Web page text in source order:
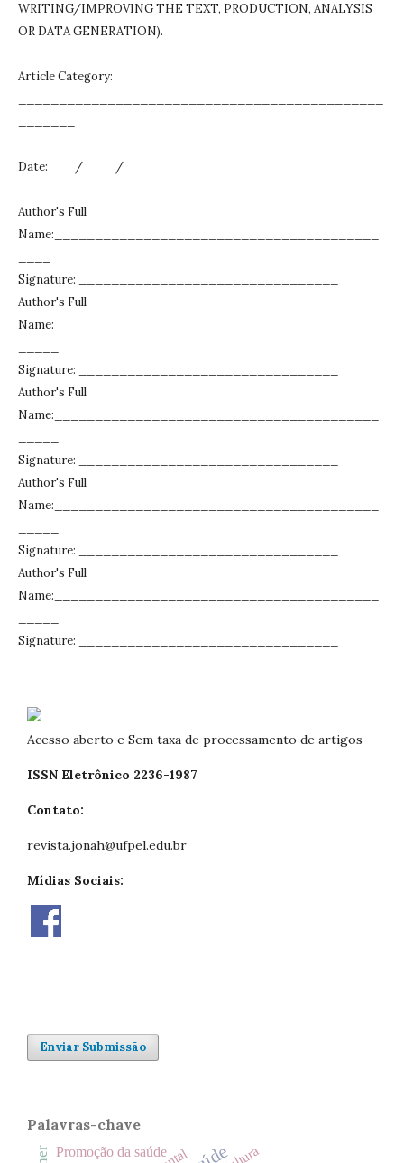
WRITING/IMPROVING THE TEXT, PRODUCTION, ANALYSIS
OR DATA GENERATION).
Article Category:
Date: ___/____/____
Author's Full
Name:________________________________________
Signature: ________________________________
Author's Full
Name:________________________________________
Signature: ________________________________
Author's Full
Name:________________________________________
Signature: ________________________________
Author's Full
Name:________________________________________
Signature: ________________________________
Author's Full
Name:________________________________________
Signature: ________________________________
Acesso aberto e Sem taxa de processamento de artigos
ISSN Eletrônico 2236-1987
Contato:
revista.jonah@ufpel.edu.br
Mídias Sociais:
Enviar Submissão
Palavras-chave
Promoção da saúde